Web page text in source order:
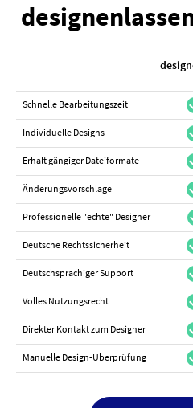
Schnelle Bearbeitungszeit
Individuelle Designs
Erhalt gängiger Dateiformate
Änderungsvorschläge
Professionelle "echte" Designer
Deutsche Rechtssicherheit
Deutschsprachiger Support
Volles Nutzungsrecht
Direkter Kontakt zum Designer
Manuelle Design-Überprüfung